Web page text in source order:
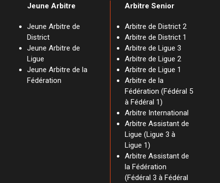
Jeune Arbitre
Jeune Arbitre de
District
Jeune Arbitre de
Ligue
Jeune Arbitre de la
Fédération
Arbitre Senior
Arbitre de District 2
Arbitre de District 1
Arbitre de Ligue 3
Arbitre de Ligue 2
Arbitre de Ligue 1
Arbitre de la
Fédération (Fédéral 5
à Fédéral 1)
Arbitre International
Arbitre Assistant de
Ligue (Ligue 3 à
Ligue 1)
Arbitre Assistant de
la Fédération
(Fédéral 3 à Fédéral